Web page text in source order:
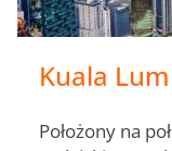
Kuala
Położony na